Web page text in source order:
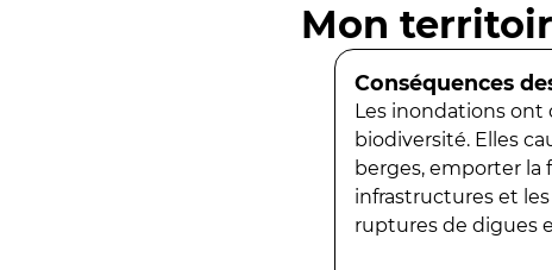
Mon
Conséquences
Les inondations ont
biodiversité. Elles
berges, emporter la
infrastructures et
ruptures de digues